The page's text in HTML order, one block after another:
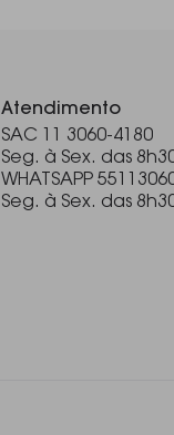
Atendimento
SAC 11 3060-4180
Seg. à Sex. das
WHATSAPP
Seg. à Sex. das